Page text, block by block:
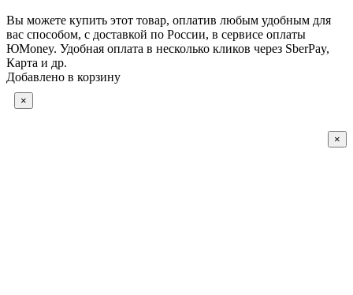
Вы можете купить этот товар, оплатив любым удобным для
вас способом, с доставкой по России, в сервисе оплаты
ЮMoney. Удобная оплата в несколько кликов через SberPay,
Карта и др.
Добавлено в корзину
×
×